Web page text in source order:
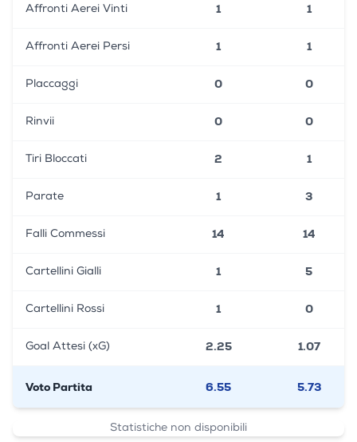
Affronti Aerei Vinti 1 1
Affronti Aerei Persi 1 1
Placcaggi 0 0
Rinvii 0 0
Tiri Bloccati 2 1
Parate 1 3
Falli Commessi 14 14
Cartellini Gialli 1 5
Cartellini Rossi 1 0
Goal Attesi (xG) 2.25 1.07
Voto Partita 6.55 5.73
Statistiche non disponibili